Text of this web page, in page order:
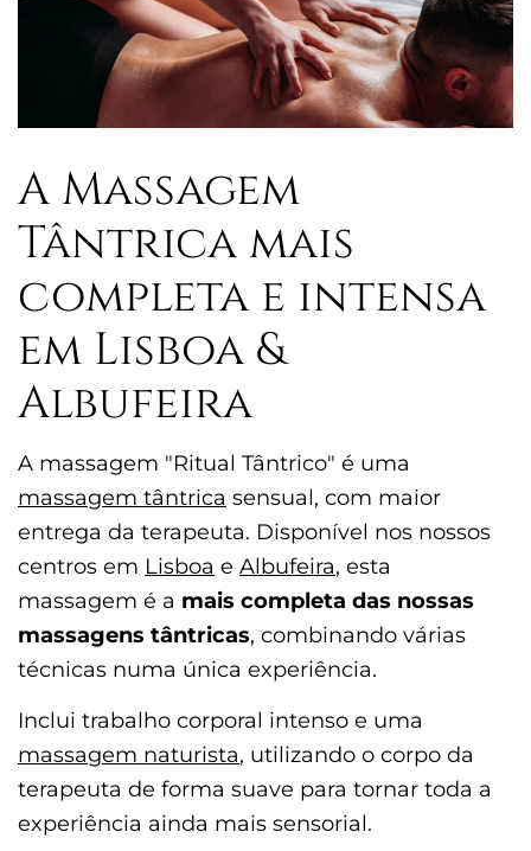
A Massagem
Tântrica mais
completa e intensa
em Lisboa &
Albufeira
A massagem "Ritual Tântrico" é uma
massagem tântrica sensual, com maior
entrega da terapeuta. Disponível nos nossos
centros em Lisboa e Albufeira, esta
massagem é a mais completa das nossas
massagens tântricas, combinando várias
técnicas numa única experiência.
Inclui trabalho corporal intenso e uma
massagem naturista, utilizando o corpo da
terapeuta de forma suave para tornar toda a
experiência ainda mais sensorial.